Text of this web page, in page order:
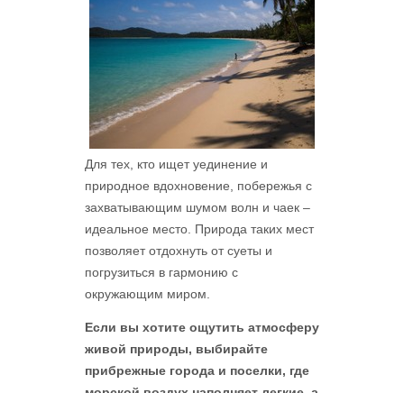
Для тех, кто ищет уединение и
природное вдохновение, побережья с
захватывающим шумом волн и чаек –
идеальное место. Природа таких мест
позволяет отдохнуть от суеты и
погрузиться в гармонию с
окружающим миром.
Если вы хотите ощутить атмосферу
живой природы, выбирайте
прибрежные города и поселки, где